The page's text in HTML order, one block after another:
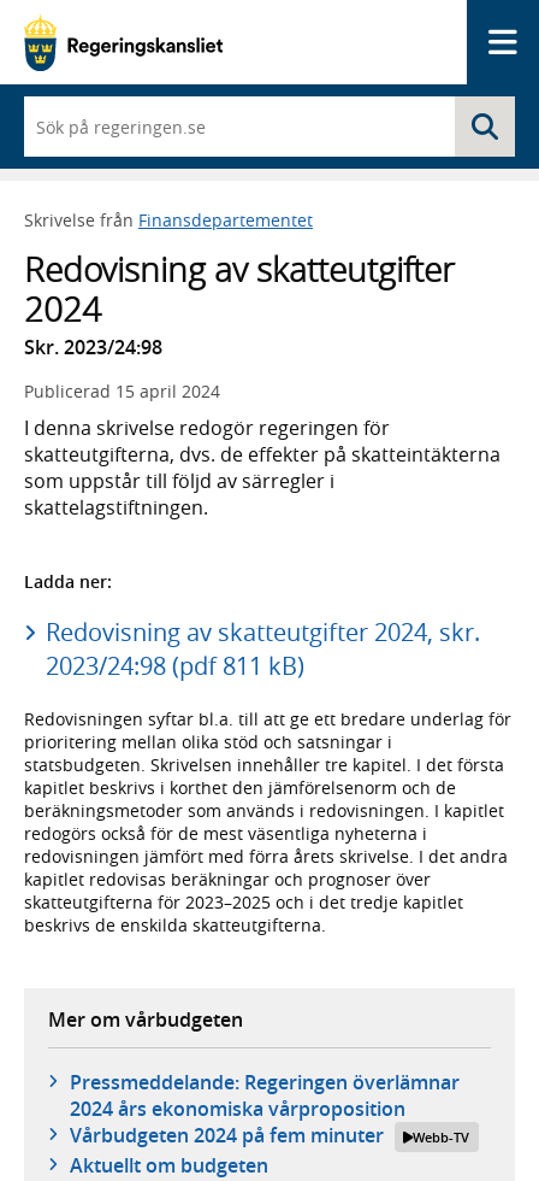
du
börjar
skriva
framträder
lista
med
sökförslag
Skrivelse från Finansdepartementet
Redovisning av skatteutgifter
2024
Skr. 2023/24:98
Publicerad 15 april 2024
I denna skrivelse redogör regeringen för
skatteutgifterna, dvs. de effekter på skatteintäkterna
som uppstår till följd av särregler i
skattelagstiftningen.
Ladda ner:
Redovisning av skatteutgifter 2024, skr.
2023/24:98 (pdf 811 kB)
Redovisningen syftar bl.a. till att ge ett bredare underlag för
prioritering mellan olika stöd och satsningar i
statsbudgeten. Skrivelsen innehåller tre kapitel. I det första
kapitlet beskrivs i korthet den jämförelsenorm och de
beräkningsmetoder som används i redovisningen. I kapitlet
redogörs också för de mest väsentliga nyheterna i
redovisningen jämfört med förra årets skrivelse. I det andra
kapitlet redovisas beräkningar och prognoser över
skatteutgifterna för 2023–2025 och i det tredje kapitlet
beskrivs de enskilda skatteutgifterna.
Mer om vårbudgeten
Pressmeddelande: Regeringen överlämnar
2024 års ekonomiska vårproposition
Vårbudgeten 2024 på fem minuter
Webb-TV
Aktuellt om budgeten